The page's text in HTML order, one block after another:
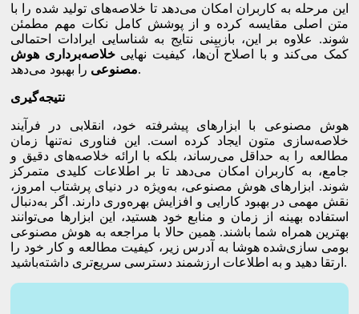
این مرحله به کاربران امکان می‌دهد تا خلاصه‌های تولید شده را با
متن اصلی مقایسه کرده و از پوشش کامل نکات مهم مطمئن
شوند. علاوه بر این، بازبینی نتایج به شناسایی ایرادات احتمالی
کمک می‌کند و با اصلاح آن‌ها، کیفیت نهاییخلاصه‌برداری هوش
مصنوعیرا بهبود می‌دهد.
نتیجه‌گیری
هوش مصنوعی با ابزارهای پیشرفته خود، انقلابی در فرآیند
خلاصه‌سازی متون ایجاد کرده است. این فناوری نه‌تنها زمان
مطالعه را به حداقل می‌رساند، بلکه با ارائه خلاصه‌های دقیق و
جامع، به کاربران امکان می‌دهد تا بر اطلاعات کلیدی متمرکز
شوند. ابزارهای هوش مصنوعی، به‌ویژه در دنیای پرشتاب امروز،
نقش مهمی در بهبود کارایی و افزایش بهره‌وری دارند. اگر به‌دنبال
استفاده بهینه از زمان و منابع خود هستید، این ابزارها می‌توانند
بهترین همراه شما باشند. همین حالا با مراجعه به هوش مصنوعی
بومی سازی‌شده هوشا به آدرس زیر، کیفیت مطالعه و کار خود را
ارتقا دهید و به اطلاعات ارزشمند دسترسی سریع‌تری داشته‌باشید.